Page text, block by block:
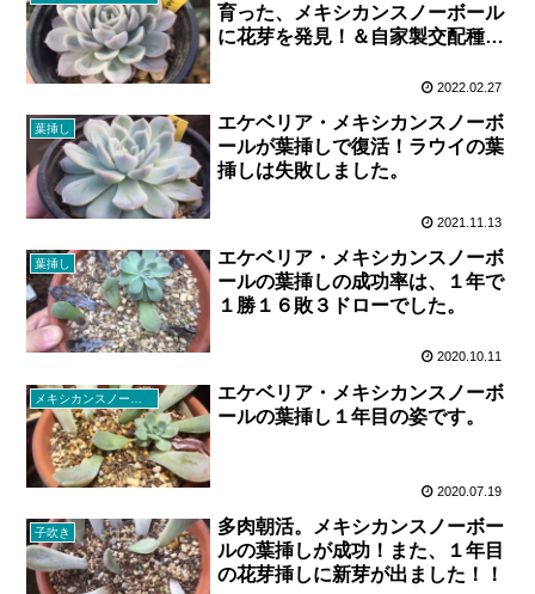
育った、メキシカンスノーボール
に花芽を発見！＆自家製交配種の
2022.02.27
葉挿し
エケベリア・メキシカンスノーボ
ールが葉挿しで復活！ラウイの葉
挿しは失敗しました。
2021.11.13
葉挿し
エケベリア・メキシカンスノーボ
ールの葉挿しの成功率は、１年で
１勝１６敗３ドローでした。
2020.10.11
エケベリア・メキシカンスノーボ
ールの葉挿し１年目の姿です。
2020.07.19
子吹き
多肉朝活。メキシカンスノーボー
ルの葉挿しが成功！また、１年目
の花芽挿しに新芽が出ました！！